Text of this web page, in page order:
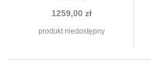
1259,00 zł
produkt niedostępny